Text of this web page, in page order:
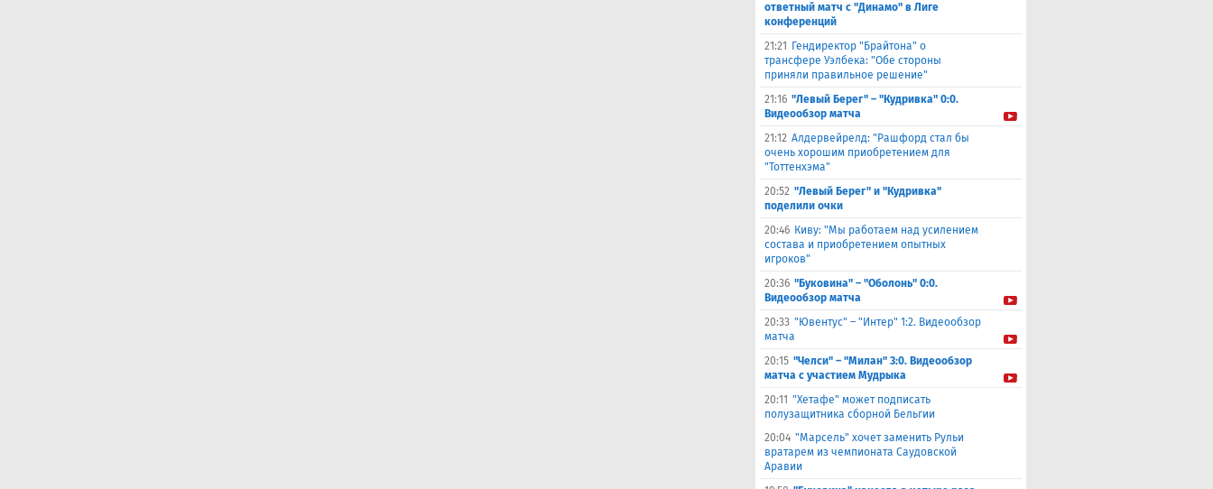
ответный матч с "Динамо" в Лиге
конференций
21:21
Гендиректор "Брайтона" о
трансфере Уэлбека: "Обе стороны
приняли правильное решение"
21:16 "Левый Берег" – "Кудривка" 0:0.
Видеообзор матча
21:12 Алдервейрелд: "Рашфорд стал бы
очень хорошим приобретением для
"Тоттенхэма"
20:52 "Левый Берег" и "Кудривка"
поделили очки
20:46 Киву: "Мы работаем над усилением
состава и приобретением опытных
игроков"
20:36 "Буковина" – "Оболонь" 0:0.
Видеообзор матча
20:33 "Ювентус" – "Интер" 1:2. Видеообзор
матча
20:15 "Челси" – "Милан" 3:0. Видеообзор
матча с участием Мудрыка
20:11 "Хетафе" может подписать
полузащитника сборной Бельгии
20:04 "Марсель" хочет заменить Рульи
вратарем из чемпионата Саудовской
Аравии